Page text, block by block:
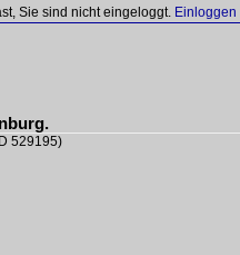
Sie sind nicht eingeloggt. Einloggen
529195)